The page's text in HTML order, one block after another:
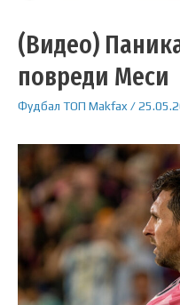
(Видео)
повреди Меси
Фудбал ТОП Makfax/